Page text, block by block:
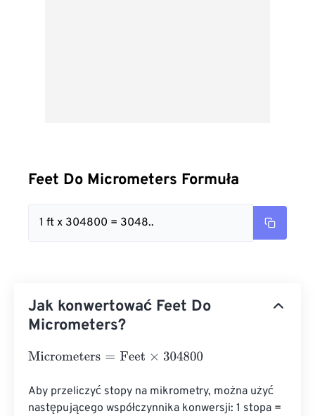
Feet Do Micrometers Formuła
1 ft x 304800 = 3048..
Jak konwertować Feet Do
Micrometers?
Micrometers=Feet×304800
Aby przeliczyć stopy na mikrometry, można użyć
następującego współczynnika konwersji: 1 stopa =